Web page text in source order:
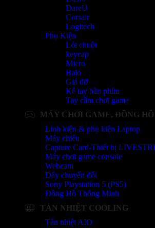
DareU
Corsair
Logitech
Phụ Kiện
Lót chuột
keycap
Micro
Balo
Giá đỡ
Kê tay bàn phím
Tay cầm chơi game
MÁY CHƠI GAME, ĐỒNG
Linh kiện & phụ kiện Laptop
Máy chiếu
Capture Card-Thiết bị
Máy chơi game console
Webcam
Dây chuyển đổi
Sony Playstation 5 (PS5)
Đồng Hồ Thông Minh
TẢN NHIỆT COOLING
Tản nhiệt AIO